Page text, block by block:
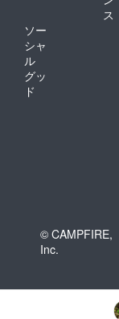
ス
ソー
シャ
ル
グッ
ド
© CAMPFIRE,
Inc.